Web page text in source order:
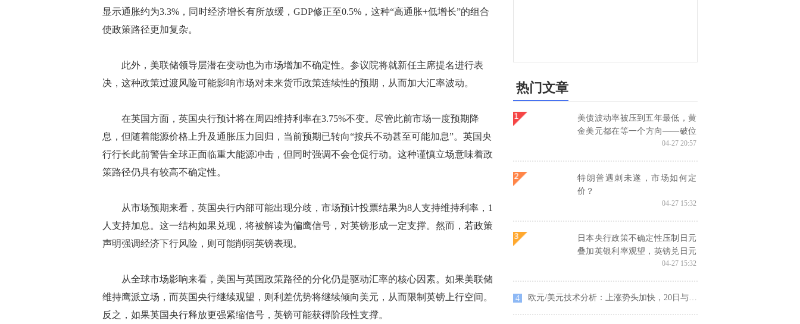
显示通胀约为3.3%，同时经济增长有所放缓，GDP修正至0.5%，这种“高通胀+低增长”的组合
使政策路径更加复杂。
此外，美联储领导层潜在变动也为市场增加不确定性。参议院将就新任主席提名进行表
决，这种政策过渡风险可能影响市场对未来货币政策连续性的预期，从而加大汇率波动。
在英国方面，英国央行预计将在周四维持利率在3.75%不变。尽管此前市场一度预期降
息，但随着能源价格上升及通胀压力回归，当前预期已转向“按兵不动甚至可能加息”。英国央
行行长此前警告全球正面临重大能源冲击，但同时强调不会仓促行动。这种谨慎立场意味着政
策路径仍具有较高不确定性。
从市场预期来看，英国央行内部可能出现分歧，市场预计投票结果为8人支持维持利率，1
人支持加息。这一结构如果兑现，将被解读为偏鹰信号，对英镑形成一定支撑。然而，若政策
声明强调经济下行风险，则可能削弱英镑表现。
从全球市场影响来看，美国与英国政策路径的分化仍是驱动汇率的核心因素。如果美联储
维持鹰派立场，而英国央行继续观望，则利差优势将继续倾向美元，从而限制英镑上行空间。
反之，如果英国央行释放更强紧缩信号，英镑可能获得阶段性支撑。
热门文章
美债波动率被压到五年最低，黄
金美元都在等一个方向——破位
04-27 20:57
特朗普遇刺未遂，市场如何定
价？
04-27 15:32
日本央行政策不确定性压制日元
叠加英银利率观望，英镑兑日元
04-27 15:32
4 欧元/美元技术分析：上涨势头加快，20日与200日均线出现金叉